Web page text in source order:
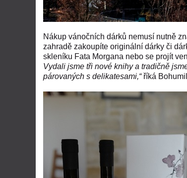
Nákup vánočních dárků nemusí nutně
zahradě zakoupíte originální dárky či
skleníku Fata Morgana nebo se projít
Vydali jsme tři nové knihy a tradičně
párovaných s delikatesami,“ říká